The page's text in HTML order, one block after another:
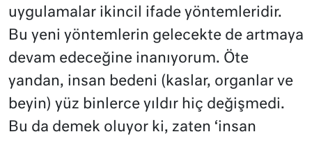
uygulamalar ikincil ifade yöntemleridir.
Bu yeni yöntemlerin gelecekte de artmaya
devam edeceğine inanıyorum. Öte
yandan, insan bedeni (kaslar, organlar ve
beyin) yüz binlerce yıldır hiç değişmedi.
Bu da demek oluyor ki, zaten ‘insan